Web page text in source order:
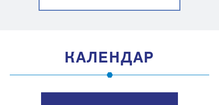
КАЛЕНДАР